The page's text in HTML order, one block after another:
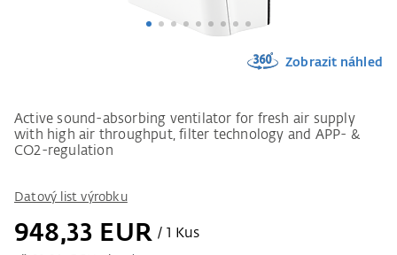
Zobrazit náhled
Active sound-absorbing ventilator for fresh air supply
with high air throughput, filter technology and APP- &
CO2-regulation
Datový list výrobku
948,33 EUR / 1 Kus